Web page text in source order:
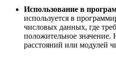
Использование в
используется в
числовых данных, где
положительное
расстояний или модулей